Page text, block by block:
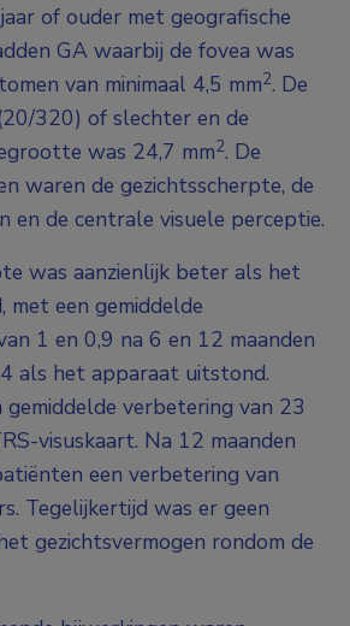
of ouder met geografische
GA waarbij de fovea was
van minimaal 4,5 mm2. De
320) of slechter en de
was 24,7 mm2. De
waren de gezichtsscherpte, de
en de centrale visuele perceptie.
was aanzienlijk beter als het
met een gemiddelde
1 en 0,9 na 6 en 12 maanden
als het apparaat uitstond.
gemiddelde verbetering van 23
visuskaart. Na 12 maanden
een verbetering van
Tegelijkertijd was er geen
gezichtsvermogen rondom de